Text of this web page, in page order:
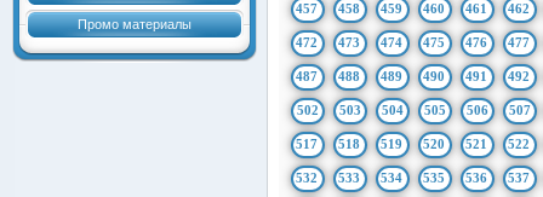
Промо материалы
457 458 459 460 461 462
472 473 474 475 476 477
487 488 489 490 491 492
502 503 504 505 506 507
517 518 519 520 521 522
532 533 534 535 536 537